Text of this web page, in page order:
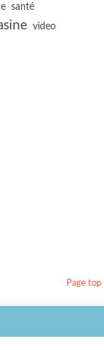
santé
video
Page top